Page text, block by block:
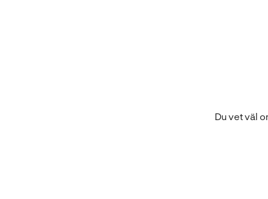
Du vet väl